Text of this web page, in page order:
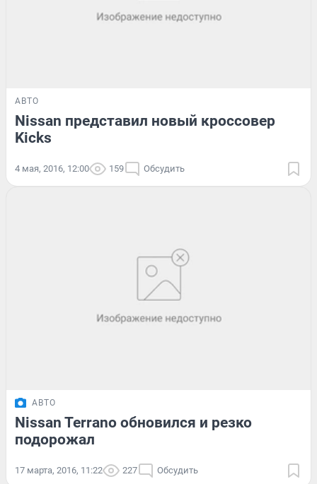
АВТО
Nissan представил новый кроссовер
Kicks
4 мая, 2016, 12:00 159 Обсудить
АВТО
Nissan Terrano обновился и резко
подорожал
17 марта, 2016, 11:22 227 Обсудить